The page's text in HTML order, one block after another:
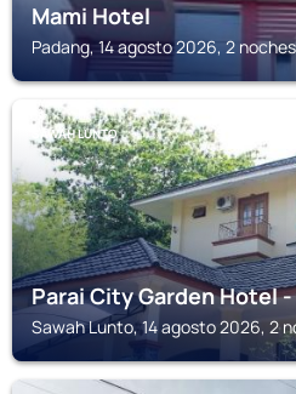
Mami Hotel
Padang, 14 agosto 2026, 2 noches
SAWAH LUNTO
Parai City Garden Hotel
Sawah Lunto, 14 agosto 2026, 2